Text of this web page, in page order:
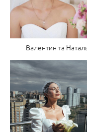
Валентин та